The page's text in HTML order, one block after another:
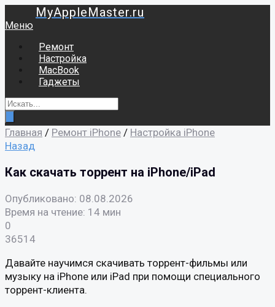
MyAppleMaster.ru
Меню
Ремонт
Настройка
MacBook
Гаджеты
Главная / Ремонт iPhone / Настройка iPhone
Назад
Как скачать торрент на iPhone/iPad
Опубликовано: 08.08.2026
Время на чтение: 14 мин
0
36514
Давайте научимся скачивать торрент-фильмы или
музыку на iPhone или iPad при помощи специального
торрент-клиента.